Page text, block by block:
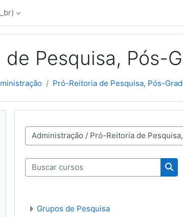
de Pesquisa, Pós-
Pró-Reitoria de Pesquisa, Pós-
de Cursos
Buscar cursos
Grupos de Pesquisa